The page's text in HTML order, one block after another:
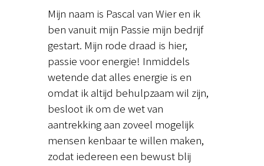
Mijn naam is Pascal van Wier en ik
ben vanuit mijn Passie mijn bedrijf
gestart. Mijn rode draad is hier,
passie voor energie! Inmiddels
wetende dat alles energie is en
omdat ik altijd behulpzaam wil zijn,
besloot ik om de wet van
aantrekking aan zoveel mogelijk
mensen kenbaar te willen maken,
zodat iedereen een bewust blij